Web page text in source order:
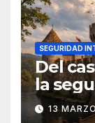
SEGURIDAD
Del
la
13